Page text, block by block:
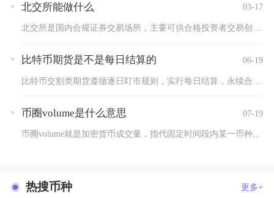
北交所能做什么 03-17
比特币期货是不是每日结算的 06-19
币圈volume是什么意思 07-19
币圈volume就是加密货币成交量，指代固定时间段内某一币种...
热搜币种 更多+